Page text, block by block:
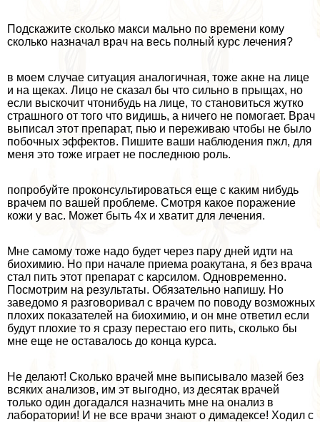
Подскажите сколько макси мально по времени кому
сколько назначал врач на весь полный курс лечения?
в моем случае ситуация аналогичная, тоже акне на лице
и на щеках. Лицо не сказал бы что сильно в прыщах, но
если выскочит чтонибудь на лице, то становиться жутко
страшного от того что видишь, а ничего не помогает. Врач
выписал этот препарат, пью и переживаю чтобы не было
побочных эффектов. Пишите ваши наблюдения пжл, для
меня это тоже играет не последнюю роль.
попробуйте проконсультироваться еще с каким нибудь
врачем по вашей проблеме. Смотря какое поражение
кожи у вас. Может быть 4х и хватит для лечения.
Мне самому тоже надо будет через пару дней идти на
биохимию. Но при начале приема роакутана, я без врача
стал пить этот препарат с карсилом. Одновременно.
Посмотрим на результаты. Обязательно напишу. Но
заведомо я разговоривал с врачем по поводу возможных
плохих показателей на биохимию, и он мне ответил если
будут плохие то я сразу перестаю его пить, сколько бы
мне еще не оставалось до конца курса.
Не делают! Сколько врачей мне выписывало мазей без
всяких анализов, им эт выгодно, из десятак врачей
только один догадался назначить мне на онализ в
лаборатории! И не все врачи знают о димадексе! Ходил с